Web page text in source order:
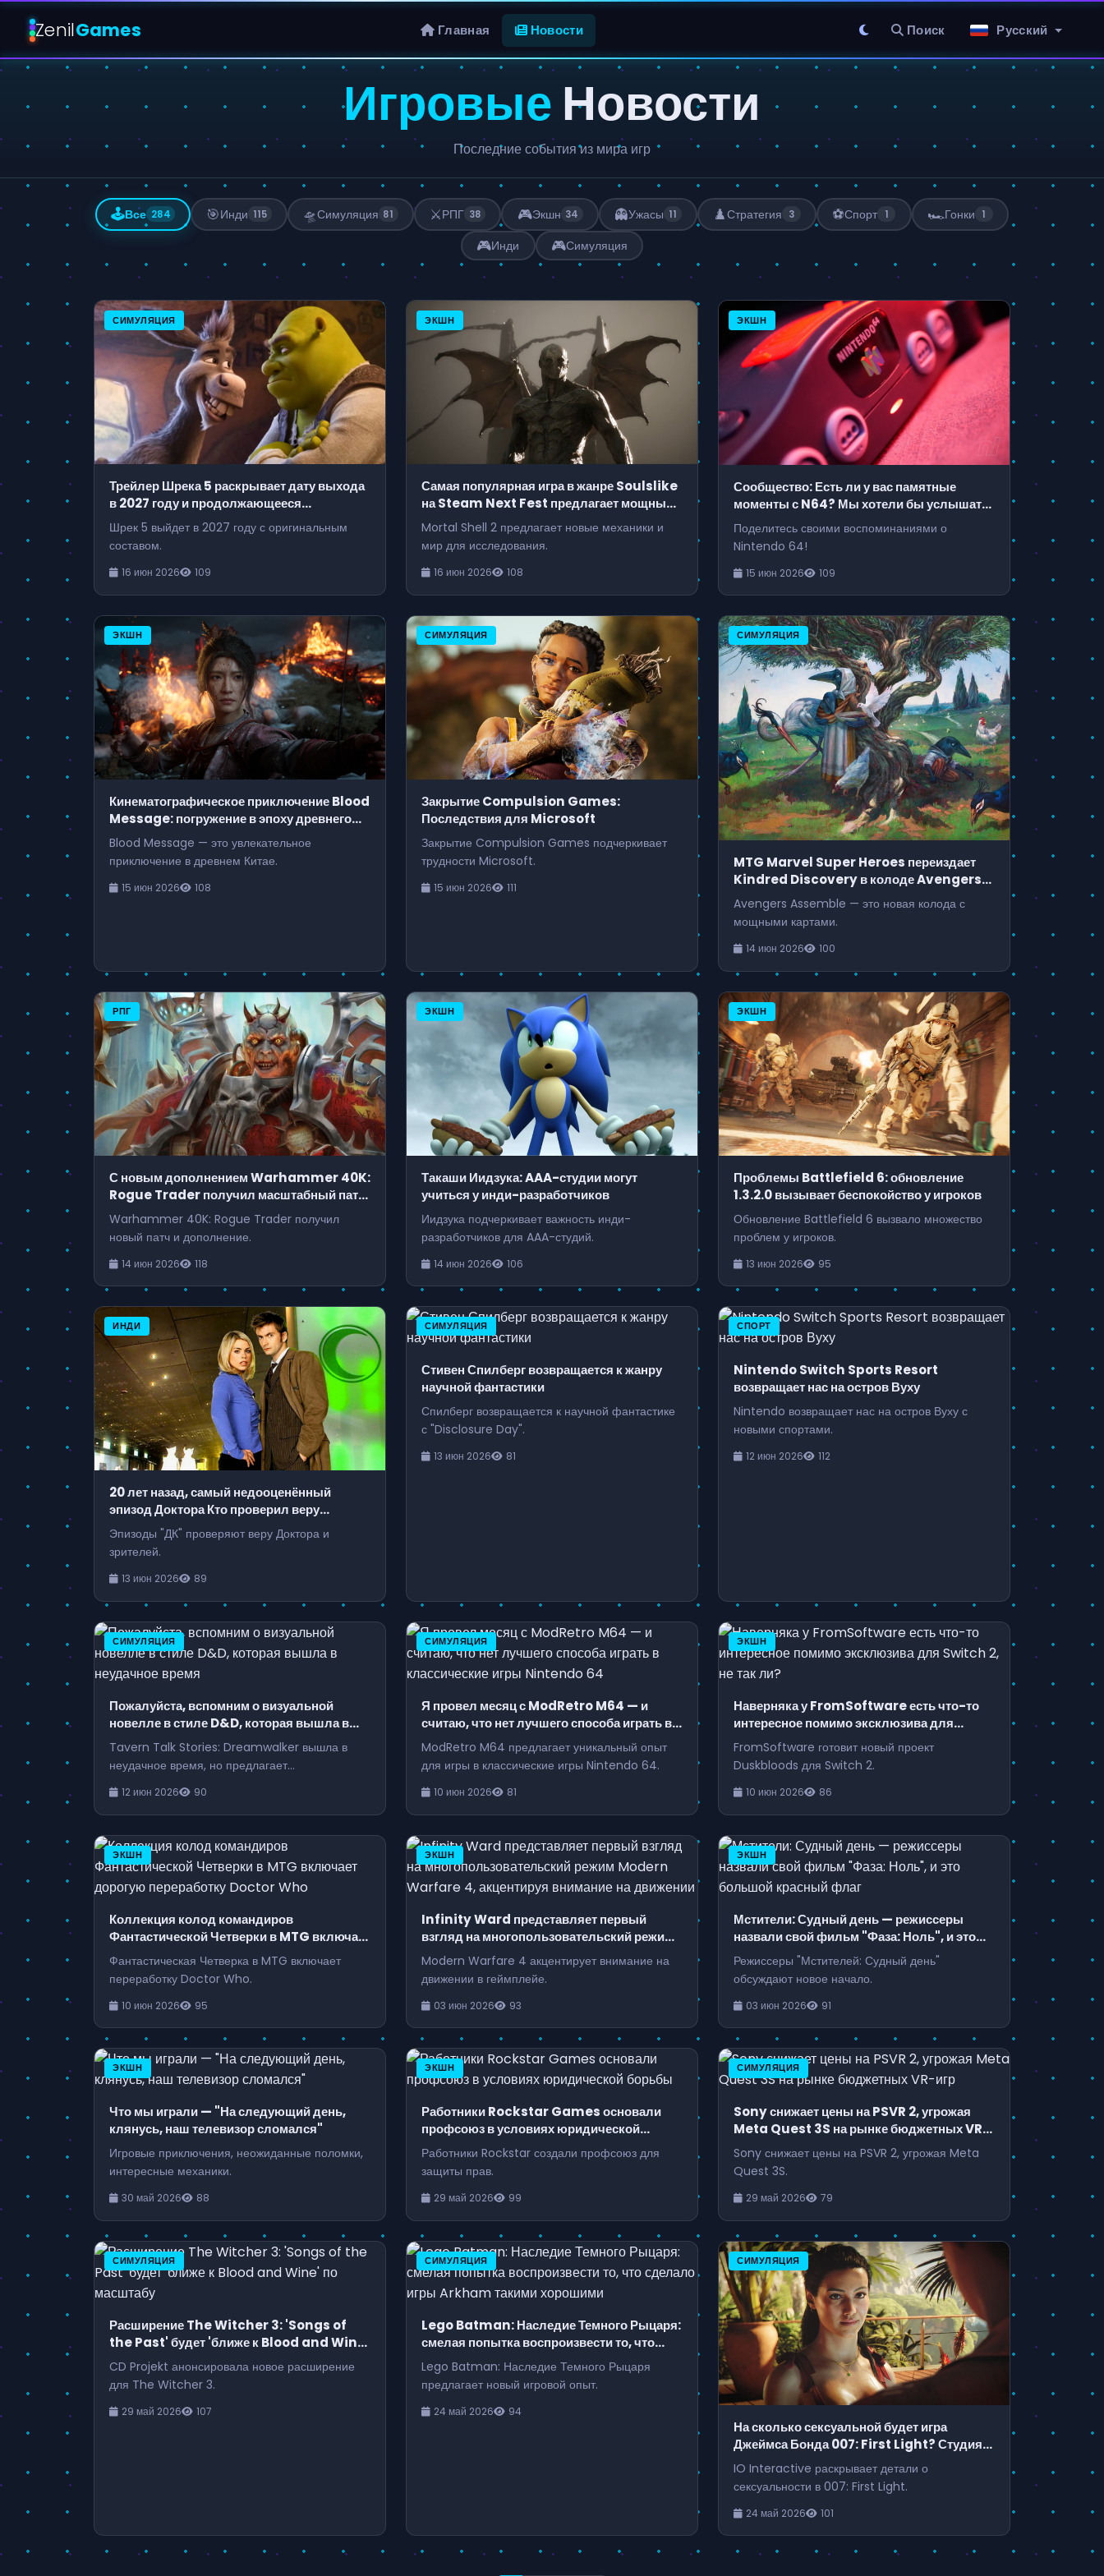
ZenilGames Главная Новости Поиск Русский
Игровые Новости
Последние события из мира игр
🕹️Все 284 🎯Инди 115 🛸Симуляция 81 ⚔️РПГ 38 🎮Экшн 34 👻Ужасы 11 ♟️Стратегия 3 ⚽Спорт 1 🏎️Гонки 1
🎮Инди 🎮Симуляция
СИМУЛЯЦИЯ
Трейлер Шрека 5 раскрывает дату выхода
в 2027 году и продолжающееся
противостояние с Disney
Шрек 5 выйдет в 2027 году с оригинальным
составом.
16 июн 2026 109
ЭКШН
Самая популярная игра в жанре Soulslike
на Steam Next Fest предлагает мощный
аргумент для добавления дробовика в
Mortal Shell 2 предлагает новые механики и
мир для исследования.
16 июн 2026 108
ЭКШН
Сообщество: Есть ли у вас памятные
моменты с N64? Мы хотели бы услышать
о них
Поделитесь своими воспоминаниями о
Nintendo 64!
15 июн 2026 109
ЭКШН
Кинематографическое приключение Blood
Message: погружение в эпоху древнего
Китая
Blood Message — это увлекательное
приключение в древнем Китае.
15 июн 2026 108
СИМУЛЯЦИЯ
Закрытие Compulsion Games:
Последствия для Microsoft
Закрытие Compulsion Games подчеркивает
трудности Microsoft.
15 июн 2026 111
СИМУЛЯЦИЯ
MTG Marvel Super Heroes переиздает
Kindred Discovery в колоде Avengers
Assemble
Avengers Assemble — это новая колода с
мощными картами.
14 июн 2026 100
РПГ
С новым дополнением Warhammer 40K:
Rogue Trader получил масштабный патч,
улучшающий слабейшие классы и
компаньонов
Warhammer 40K: Rogue Trader получил
новый патч и дополнение.
14 июн 2026 118
ЭКШН
Такаши Иидзука: AAA-студии могут
учиться у инди-разработчиков
Иидзука подчеркивает важность инди-
разработчиков для AAA-студий.
14 июн 2026 106
ЭКШН
Проблемы Battlefield 6: обновление
1.3.2.0 вызывает беспокойство у игроков
Обновление Battlefield 6 вызвало множество
проблем у игроков.
13 июн 2026 95
ИНДИ
20 лет назад, самый недооценённый
эпизод Доктора Кто проверил веру
фанатов
Эпизоды "ДК" проверяют веру Доктора и
зрителей.
13 июн 2026 89
СИМУЛЯЦИЯ
Стивен Спилберг возвращается к жанру
научной фантастики
Спилберг возвращается к научной фантастике
с "Disclosure Day".
13 июн 2026 81
СПОРТ
Nintendo Switch Sports Resort
возвращает нас на остров Вуху
Nintendo возвращает нас на остров Вуху с
новыми спортами.
12 июн 2026 112
СИМУЛЯЦИЯ
Пожалуйста, вспомним о визуальной
новелле в стиле D&D, которая вышла в
неудачное время
Tavern Talk Stories: Dreamwalker вышла в
неудачное время, но предлагает
увлекательный игровой процесс и уникальные
функции.
12 июн 2026 90
СИМУЛЯЦИЯ
Я провел месяц с ModRetro M64 — и
считаю, что нет лучшего способа играть в
классические игры Nintendo 64
ModRetro M64 предлагает уникальный опыт
для игры в классические игры Nintendo 64.
10 июн 2026 81
ЭКШН
Наверняка у FromSoftware есть что-то
интересное помимо эксклюзива для
Switch 2, не так ли?
FromSoftware готовит новый проект
Duskbloods для Switch 2.
10 июн 2026 86
ЭКШН
Коллекция колод командиров
Фантастической Четверки в MTG включает
дорогую переработку Doctor Who
Фантастическая Четверка в MTG включает
переработку Doctor Who.
10 июн 2026 95
ЭКШН
Infinity Ward представляет первый
взгляд на многопользовательский режим
Modern Warfare 4, акцентируя внимание
на движении
Modern Warfare 4 акцентирует внимание на
движении в геймплейе.
03 июн 2026 93
ЭКШН
Мстители: Судный день — режиссеры
назвали свой фильм "Фаза: Ноль", и это
большой красный флаг
Режиссеры "Мстителей: Судный день"
обсуждают новое начало.
03 июн 2026 91
ЭКШН
Что мы играли — "На следующий день,
клянусь, наш телевизор сломался"
Игровые приключения, неожиданные поломки,
интересные механики.
30 май 2026 88
ЭКШН
Работники Rockstar Games основали
профсоюз в условиях юридической
борьбы
Работники Rockstar создали профсоюз для
защиты прав.
29 май 2026 99
СИМУЛЯЦИЯ
Sony снижает цены на PSVR 2, угрожая
Meta Quest 3S на рынке бюджетных VR-
игр
Sony снижает цены на PSVR 2, угрожая Meta
Quest 3S.
29 май 2026 79
СИМУЛЯЦИЯ
Расширение The Witcher 3: 'Songs of
the Past' будет 'ближе к Blood and Wine'
по масштабу
CD Projekt анонсировала новое расширение
для The Witcher 3.
29 май 2026 107
СИМУЛЯЦИЯ
Lego Batman: Наследие Темного Рыцаря:
смелая попытка воспроизвести то, что
сделало игры Arkham такими хорошими
Lego Batman: Наследие Темного Рыцаря
предлагает новый игровой опыт.
24 май 2026 94
СИМУЛЯЦИЯ
На сколько сексуальной будет игра
Джеймса Бонда 007: First Light? Студия
IO Interactive утверждает, что подсказки
уже есть
IO Interactive раскрывает детали о
сексуальности в 007: First Light.
24 май 2026 101